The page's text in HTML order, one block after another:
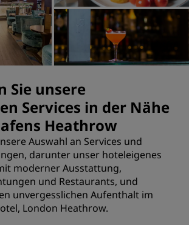
Sie unsere
Services in der Nähe
Heathrow
Auswahl an Services und
darunter unser hoteleigenes
moderner Ausstattung,
und Restaurants, und
unvergesslichen Aufenthalt im
London Heathrow.